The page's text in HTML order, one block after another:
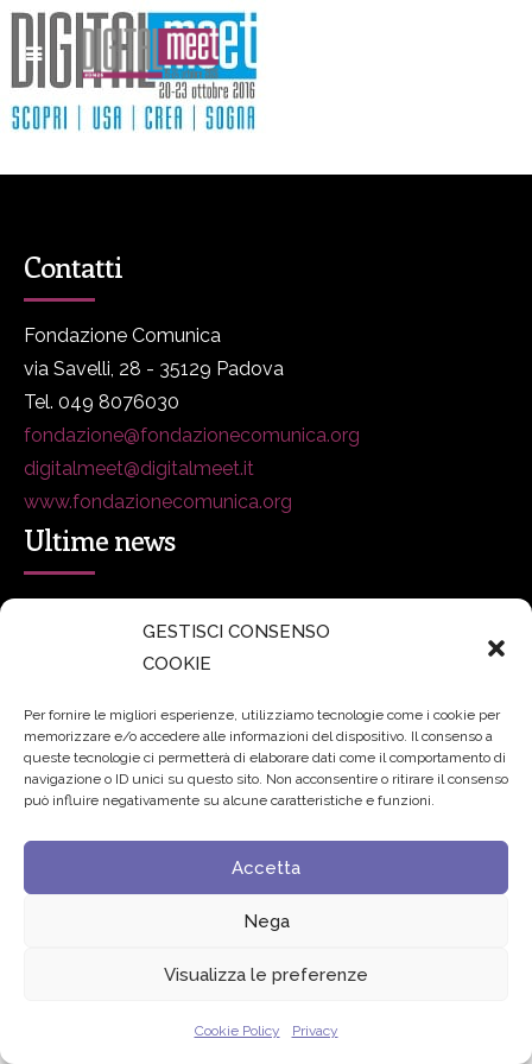
GESTISCI CONSENSO
COOKIE
Per fornire le migliori esperienze, utilizziamo tecnologie come i cookie per
memorizzare e/o accedere alle informazioni del dispositivo. Il consenso a
queste tecnologie ci permetterà di elaborare dati come il comportamento di
navigazione o ID unici su questo sito. Non acconsentire o ritirare il consenso
può influire negativamente su alcune caratteristiche e funzioni.
Accetta
Nega
Visualizza le preferenze
Cookie Policy Privacy
Contatti
Fondazione Comunica
via Savelli, 28 - 35129 Padova
Tel. 049 8076030
fondazione@fondazionecomunica.org
digitalmeet@digitalmeet.it
www.fondazionecomunica.org
Ultime news
secsolutionforum 2026: è Bologna la nuova capitale
italiana della security
Padre Benanti: «Intelligenza artificiale? Contro i nuovi
algoritmi del potere serve una governance condivisa»
21 Luglio 2026
Edvance – Digital Education Hub Higher Education 15